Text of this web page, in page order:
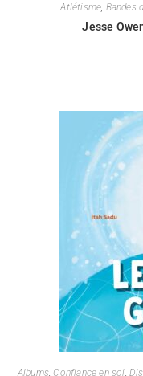
Atlétisme Bandes
Jesse
Albums, Confiance en soi,